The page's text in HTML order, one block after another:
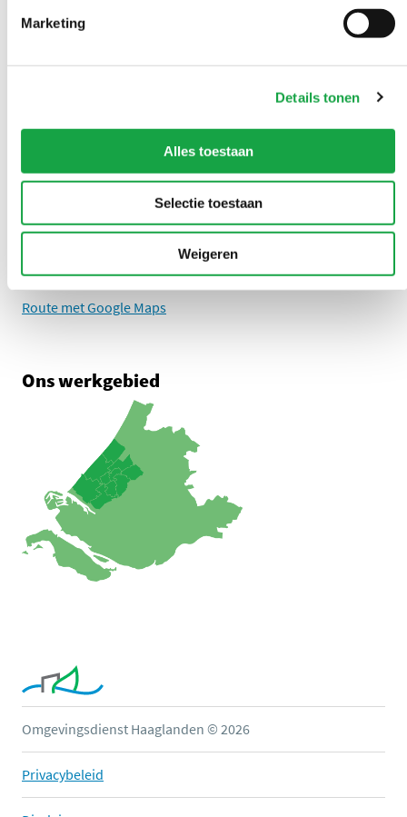
Marketing
Details tonen
Alles toestaan
Selectie toestaan
Weigeren
LinkedIn Omgevingsdienst Haaglanden (opent in een nieuw
Instagram Omgevingsdienst Haaglanden (opent in
X Omgevingsdienst Haaglanden (opent in
Facebook Omgevingsdienst
U kunt 24/7 een milieuklacht indienen
Adres
2596 AW Den Haag
Route met Google Maps
Ons werkgebied
Omgevingsdienst Haaglanden © 2026
Privacybeleid